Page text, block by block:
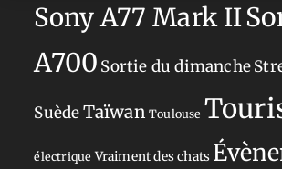
Sony A77 Mark II
A700 Sortie du dimanche
SuèdeTaïwan Toulouse
électrique Vraiment des chats